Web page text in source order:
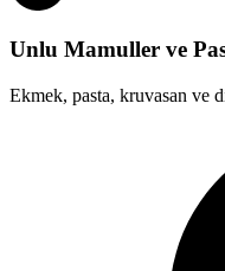
Unlu Mamuller ve
Ekmek, pasta, kruvasan ve